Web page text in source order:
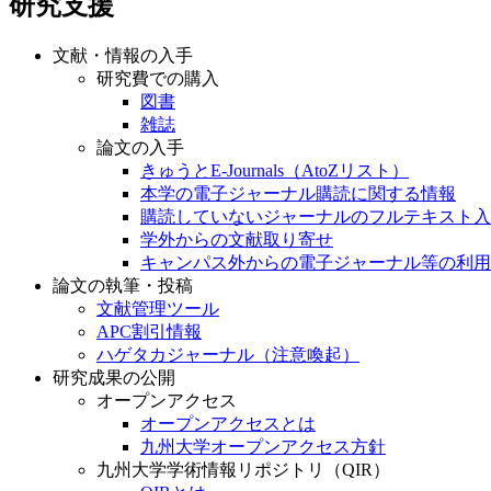
研究支援
文献・情報の入手
研究費での購入
図書
雑誌
論文の入手
きゅうとE-Journals（AtoZリスト）
本学の電子ジャーナル購読に関する情報
購読していないジャーナルのフルテキスト
学外からの文献取り寄せ
キャンパス外からの電子ジャーナル等の利用
論文の執筆・投稿
文献管理ツール
APC割引情報
ハゲタカジャーナル（注意喚起）
研究成果の公開
オープンアクセス
オープンアクセスとは
九州大学オープンアクセス方針
九州大学学術情報リポジトリ（QIR）